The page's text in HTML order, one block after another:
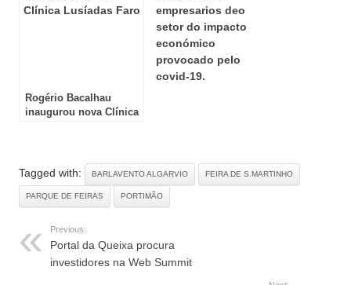
Rogério Bacalhau
inaugurou nova Clínica
Tagged with: BARLAVENTO ALGARVIO FEIRA DE S.MARTINHO
PARQUE DE FEIRAS PORTIMÃO
Previous:
Portal da Queixa procura
investidores na Web Summit